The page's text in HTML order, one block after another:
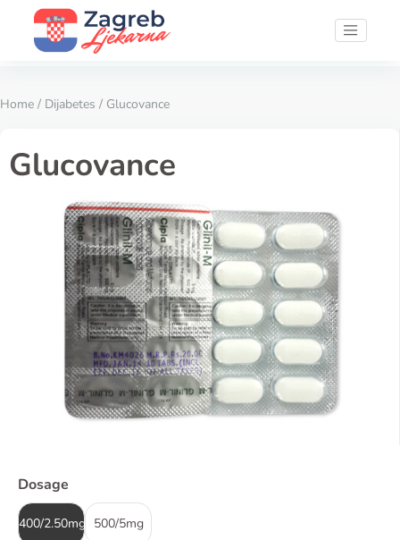
Home / Dijabetes / Glucovance
Glucovance
Dosage
400/2.50mg 500/5mg